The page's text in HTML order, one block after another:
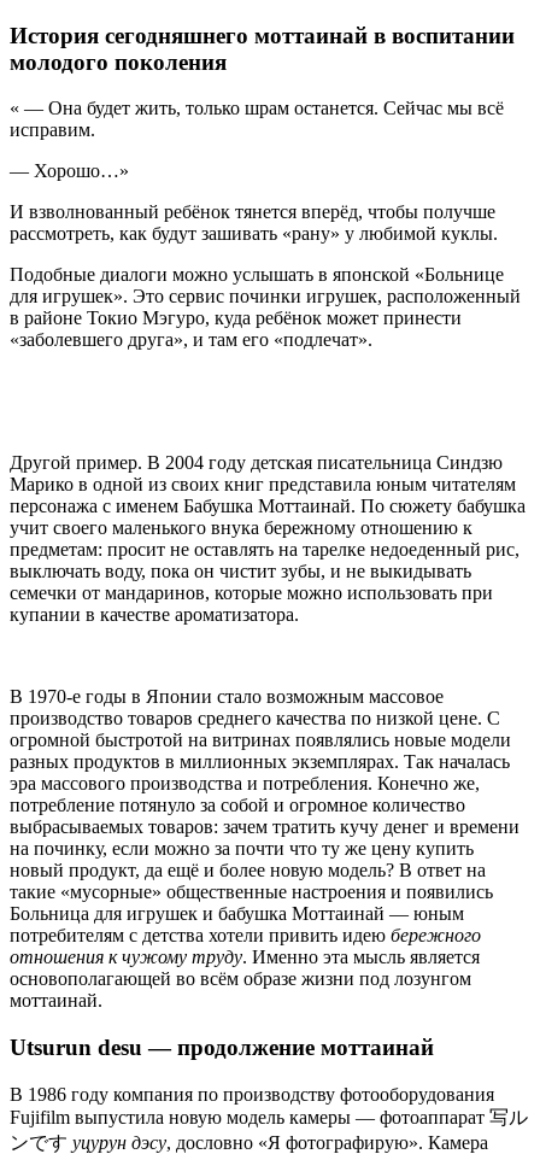
История сегодняшнего моттаинай в воспитании
молодого поколения
« — Она будет жить, только шрам останется. Сейчас мы всё
исправим.
— Хорошо…»
И взволнованный ребёнок тянется вперёд, чтобы получше
рассмотреть, как будут зашивать «рану» у любимой куклы.
Подобные диалоги можно услышать в японской «Больнице
для игрушек». Это сервис починки игрушек, расположенный
в районе Токио Мэгуро, куда ребёнок может принести
«заболевшего друга», и там его «подлечат».
Другой пример. В 2004 году детская писательница Синдзю
Марико в одной из своих книг представила юным читателям
персонажа с именем Бабушка Моттаинай. По сюжету бабушка
учит своего маленького внука бережному отношению к
предметам: просит не оставлять на тарелке недоеденный рис,
выключать воду, пока он чистит зубы, и не выкидывать
семечки от мандаринов, которые можно использовать при
купании в качестве ароматизатора.
В 1970-е годы в Японии стало возможным массовое
производство товаров среднего качества по низкой цене. С
огромной быстротой на витринах появлялись новые модели
разных продуктов в миллионных экземплярах. Так началась
эра массового производства и потребления. Конечно же,
потребление потянуло за собой и огромное количество
выбрасываемых товаров: зачем тратить кучу денег и времени
на починку, если можно за почти что ту же цену купить
новый продукт, да ещё и более новую модель? В ответ на
такие «мусорные» общественные настроения и появились
Больница для игрушек и бабушка Моттаинай — юным
потребителям с детства хотели привить идею бережного
отношения к чужому труду. Именно эта мысль является
основополагающей во всём образе жизни под лозунгом
моттаинай.
Utsurun desu — продолжение моттаинай
В 1986 году компания по производству фотооборудования
Fujifilm выпустила новую модель камеры — фотоаппарат 写ル
ンです уцурун дэсу, дословно «Я фотографирую». Камера